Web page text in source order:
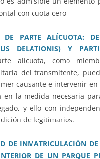
con cuota cero.
PARTE ALÍCUOTA:
DELATIONIS) Y
alícuota, como
del transmitente,
causante e intervenir en
en la medida necesaria
y ello con
de legitimarios.
DE INMATRICULACIÓN DE
DE UN PARQUE